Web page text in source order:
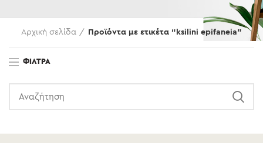
Αρχική σελίδα Προϊόντα με ετικέτα “ksilini epifaneia”
ΦΊΛΤΡΑ